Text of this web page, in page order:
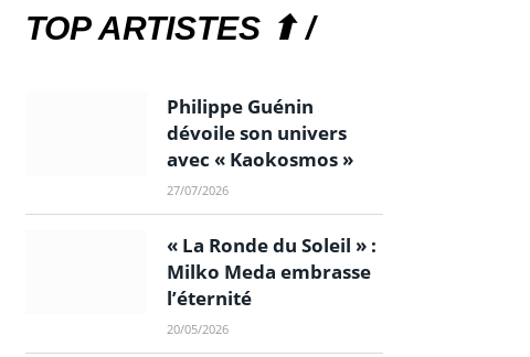
TOP ARTISTES ⬆ /
Philippe Guénin
dévoile son univers
avec « Kaokosmos »
27/07/2026
« La Ronde du Soleil » :
Milko Meda embrasse
l’éternité
20/05/2026